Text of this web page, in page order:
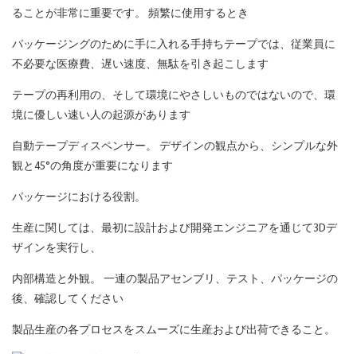
ることが非常に重要です。 頻繁に使用するとき
パッケージングのために手に入れる手持ちテープでは、従業員に
不必要な医療費、遅い速度、無駄を引き起こします
テープの再利用の、そして環境にやさしいものではないので、環
境に優しい速い人の起源があります
自動テープディスペンサー。 デザインの観点から、シンプルな外
観と45°の角度が重要になります
パッケージにおける役割。
生産に関しては、最初に設計および開発エンジニアを通じて3Dデ
ザインを実行し、
内部構造と外観。 一連の製品アセンブリ、テスト、パッケージの
後、確認してください
製品生産の各プロセスをスムーズに生産および出荷できること。